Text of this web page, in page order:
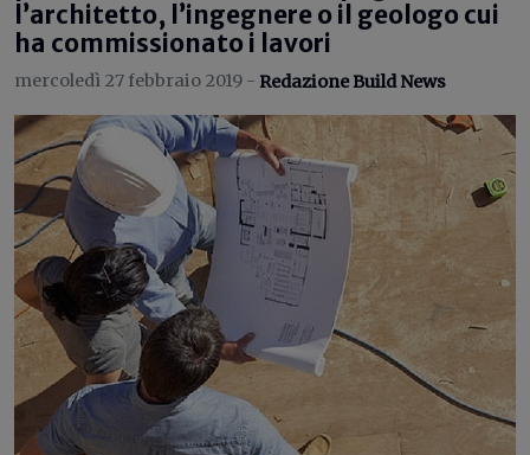
l’architetto, l’ingegnere o il geologo cui
ha commissionato i lavori
mercoledì 27 febbraio 2019 - Redazione Build News